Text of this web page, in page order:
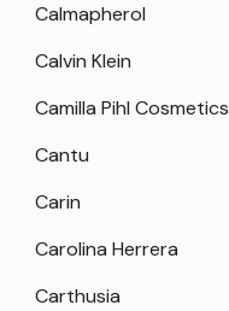
Calmapherol
Calvin Klein
Camilla Pihl Cosmetics
Cantu
Carin
Carolina Herrera
Carthusia